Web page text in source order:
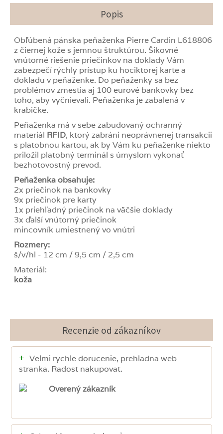
Popis
Obľúbená pánska peňaženka Pierre Cardin L618806
z čiernej kože s jemnou štruktúrou. Šikovné
vnútorné riešenie priečinkov na doklady Vám
zabezpečí rýchly prístup ku hociktorej karte a
dokladu v peňaženke. Do peňaženky sa bez
problémov zmestia aj 100 eurové bankovky bez
toho, aby vyčnievali. Peňaženka je zabalená v
krabičke.
Peňaženka má v sebe zabudovaný ochranný
materiál RFID, ktorý zabráni neoprávnenej transakcii
s platobnou kartou, ak by Vám ku peňaženke niekto
priložil platobný terminál s úmyslom vykonať
bezhotovostný prevod.
Peňaženka obsahuje:
2x priečinok na bankovky
9x priečinok pre karty
1x priehľadný priečinok na väčšie doklady
3x ďalší vnútorný priečinok
mincovník umiestnený vo vnútri
Rozmery:
š/v/hl - 12 cm / 9,5 cm / 2,5 cm
Materiál:
koža
Recenzie od zákazníkov
+ Velmi rychle dorucenie, prehladna web
stranka. Radost nakupovat.
Overený zákazník